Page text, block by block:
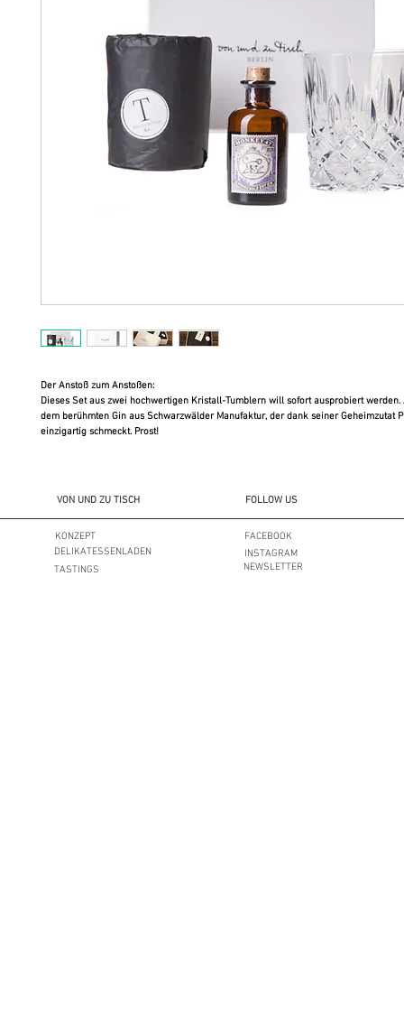
Der Anstoß zum Anstoßen:
Dieses Set aus zwei hochwertigen Kristall-Tumblern will sofort ausprobiert
dem berühmten Gin aus Schwarzwälder Manufaktur, der dank seiner Geheimzutat
einzigartig schmeckt. Prost!
VON UND ZU TISCH FOLLOW US
KONZEPT
DELIKATESSENLADEN
TASTINGS
FACEBOOK
INSTAGRAM
NEWSLETTER